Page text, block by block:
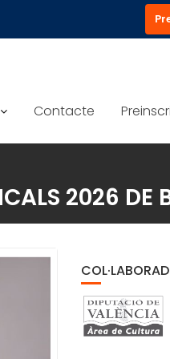
Contacte
2026 DE